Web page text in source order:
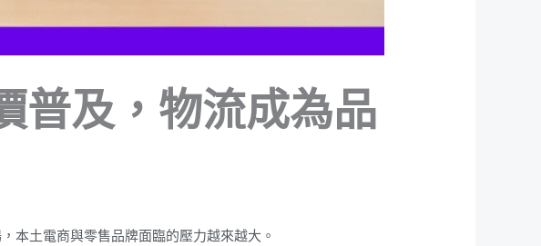
普及，物流成為品
本土電商與零售品牌面臨的壓力越來越大。